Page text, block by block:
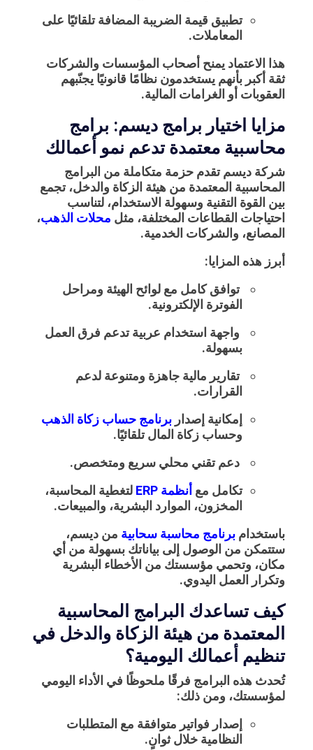
تطبيق قيمة الضريبة المضافة تلقائيًا على
المعاملات.
هذا الاعتماد يمنح أصحاب المؤسسات والشركات
ثقة أكبر بأنهم يستخدمون نظامًا قانونيًا يجنّبهم
العقوبات أو الغرامات المالية.
مزايا اختيار برامج ديسم: برامج
محاسبية معتمدة تدعم نمو أعمالك
شركة ديسم تقدم حزمة متكاملة من البرامج
المحاسبية المعتمدة من هيئة الزكاة والدخل، تجمع
بين القوة التقنية وسهولة الاستخدام، لتناسب
احتياجات القطاعات المختلفة، مثل محلات الذهب،
المصانع، والشركات الخدمية.
أبرز هذه المزايا:
توافق كامل مع لوائح الهيئة ومراحل
الفوترة الإلكترونية.
واجهة استخدام عربية تدعم فرق العمل
بسهولة.
تقارير مالية جاهزة ومتنوعة لدعم
القرارات.
إمكانية إصداربرنامج حساب زكاة الذهب
وحساب زكاة المال تلقائيًا.
دعم تقني محلي سريع ومتخصص.
تكامل مع أنظمة ERP
لتغطية المحاسبة،
المخزون، الموارد البشرية، والمبيعات.
باستخدام برنامج محاسبة سحابية من ديسم،
ستتمكن من الوصول إلى بياناتك بسهولة من أي
مكان، وتحمي مؤسستك من الأخطاء البشرية
وتكرار العمل اليدوي.
كيف تساعدك البرامج المحاسبية
المعتمدة من هيئة الزكاة والدخل في
تنظيم أعمالك اليومية؟
تُحدث هذه البرامج فرقًا ملحوظًا في الأداء اليومي
لمؤسستك، ومن ذلك:
إصدار فواتير متوافقة مع المتطلبات
النظامية خلال ثوانٍ.